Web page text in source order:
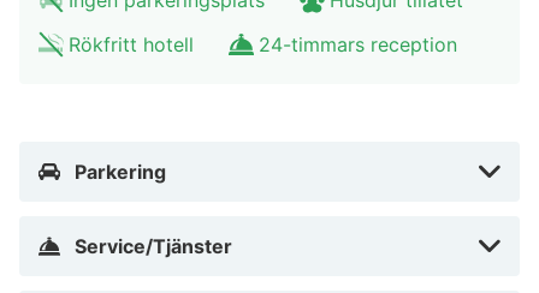
Rökfritt hotell
24-timmars reception
Parkering
Service/Tjänster